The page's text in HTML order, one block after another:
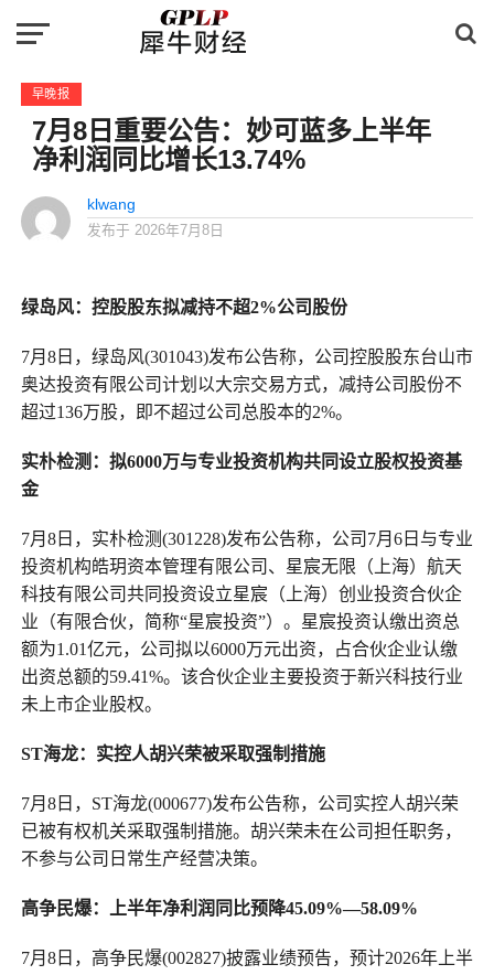
早晚报
7月8日重要公告：妙可蓝多上半年
净利润同比增长13.74%
klwang
发布于 2026年7月8日
绿岛风：控股股东拟减持不超2%公司股份
7月8日，绿岛风(301043)发布公告称，公司控股股东台山市
奥达投资有限公司计划以大宗交易方式，减持公司股份不
超过136万股，即不超过公司总股本的2%。
实朴检测：拟6000万与专业投资机构共同设立股权投资基
金
7月8日，实朴检测(301228)发布公告称，公司7月6日与专业
投资机构皓玥资本管理有限公司、星宸无限（上海）航天
科技有限公司共同投资设立星宸（上海）创业投资合伙企
业（有限合伙，简称“星宸投资”）。星宸投资认缴出资总
额为1.01亿元，公司拟以6000万元出资，占合伙企业认缴
出资总额的59.41%。该合伙企业主要投资于新兴科技行业
未上市企业股权。
ST海龙：实控人胡兴荣被采取强制措施
7月8日，ST海龙(000677)发布公告称，公司实控人胡兴荣
已被有权机关采取强制措施。胡兴荣未在公司担任职务，
不参与公司日常生产经营决策。
高争民爆：上半年净利润同比预降45.09%—58.09%
7月8日，高争民爆(002827)披露业绩预告，预计2026年上半